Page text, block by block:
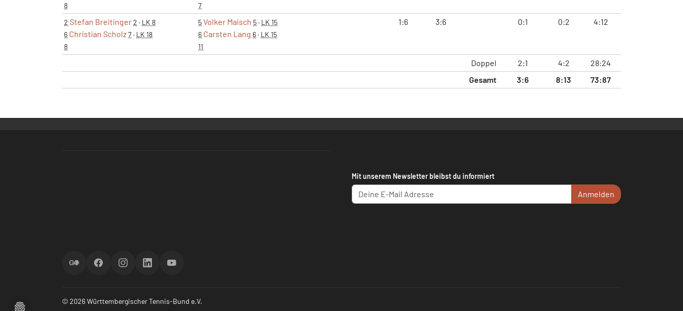
8
7
2 Stefan Breitinger2 · LK 8
6 Christian Scholz7· LK 18
8
5Volker Maisch 5· LK 15
6 Carsten Lang 6· LK 15
11
1:6 3:6 0:1 0:2 4:12
Doppel 2:1 4:2
28:24
Gesamt
3:6 8:13 73:87
Mit unserem Newsletter bleibst du informiert
Anmelden
ScoreGOFacebookInstagramLinkedInYouTube
© 2026 Württembergischer Tennis-Bund e.V.